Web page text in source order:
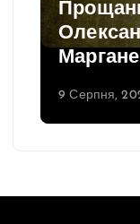
9 Серпня,